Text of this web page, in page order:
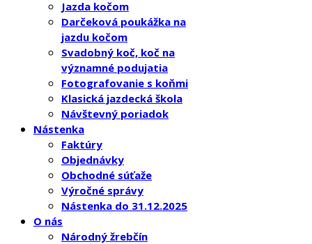
Jazda kočom
Darčeková poukážka na
jazdu kočom
Svadobný koč, koč na
významné podujatia
Fotografovanie s koňmi
Klasická jazdecká škola
Návštevný poriadok
Nástenka
Faktúry
Objednávky
Obchodné súťaže
Výročné správy
Nástenka do 31.12.2025
O nás
Národný žrebčín